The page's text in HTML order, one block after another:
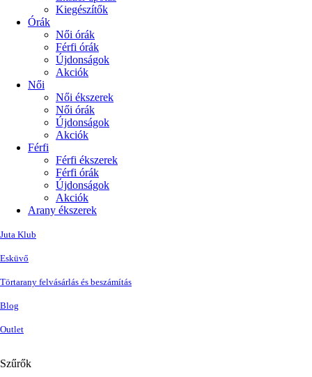
Kiegészítők
Órák
Női órák
Férfi órák
Újdonságok
Akciók
Női
Női ékszerek
Női órák
Újdonságok
Akciók
Férfi
Férfi ékszerek
Férfi órák
Újdonságok
Akciók
Arany ékszerek
Juta Klub
Esküvő
Törtarany felvásárlás és beszámítás
Blog
Outlet
Szűrők